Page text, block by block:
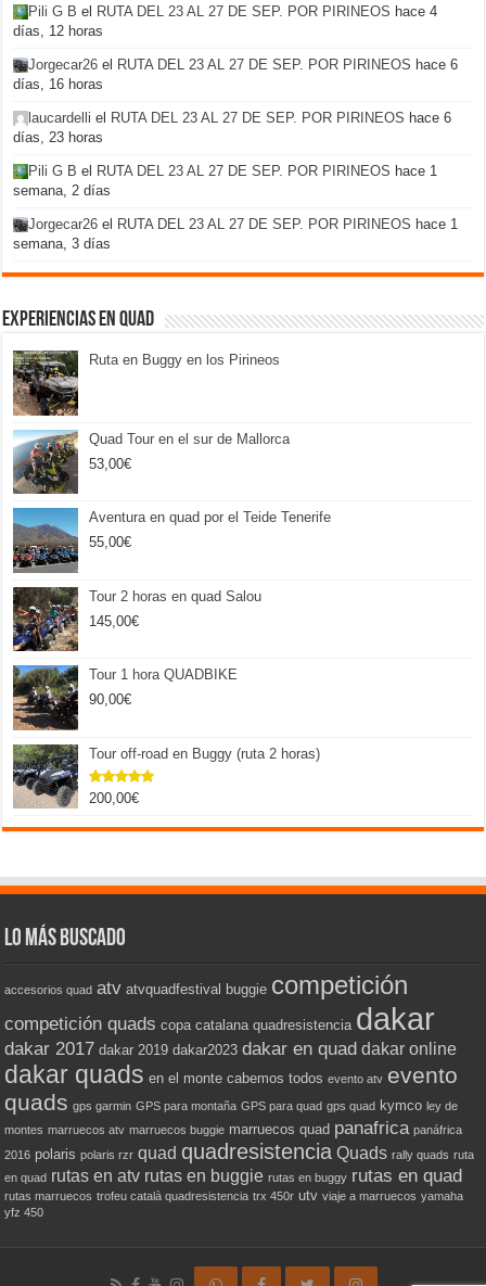
Pili G B el RUTA DEL 23 AL 27 DE SEP. POR PIRINEOS hace 4
días, 12 horas
Jorgecar26 el RUTA DEL 23 AL 27 DE SEP. POR PIRINEOS hace 6
días, 16 horas
laucardelli el RUTA DEL 23 AL 27 DE SEP. POR PIRINEOS hace 6
días, 23 horas
Pili G B el RUTA DEL 23 AL 27 DE SEP. POR PIRINEOS hace 1
semana, 2 días
Jorgecar26 el RUTA DEL 23 AL 27 DE SEP. POR PIRINEOS hace 1
semana, 3 días
Experiencias en Quad
Ruta en Buggy en los Pirineos
Quad Tour en el sur de Mallorca
53,00€
Aventura en quad por el Teide Tenerife
55,00€
Tour 2 horas en quad Salou
145,00€
Tour 1 hora QUADBIKE
90,00€
Tour off-road en Buggy (ruta 2 horas)
Valorado
de 5
200,00€
Lo más buscado
accesorios quad atv atvquadfestival buggie competición
competición quads copa catalana quadresistencia dakar
dakar 2017 dakar 2019 dakar2023 dakar en quad dakar online
dakar quads en el monte cabemos todos evento atv evento
quads gps garmin GPS para montaña GPS para quad gps quad kymco ley de
montes marruecos atv marruecos buggie marruecos quad panafrica panáfrica
2016 polaris polaris rzr quad quadresistencia Quads rally quads ruta
en quad rutas en atv rutas en buggie rutas en buggy rutas en quad
rutas marruecos trofeu català quadresistencia trx 450r utv viaje a marruecos yamaha
yfz 450